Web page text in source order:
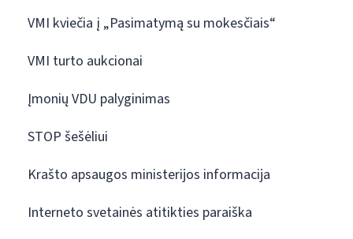
VMI kviečia į „Pasimatymą su mokesčiais“
VMI turto aukcionai
Įmonių VDU palyginimas
STOP šešėliui
Krašto apsaugos ministerijos informacija
Interneto svetainės atitikties paraiška